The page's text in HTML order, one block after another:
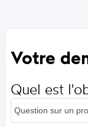
Votre
Quel est